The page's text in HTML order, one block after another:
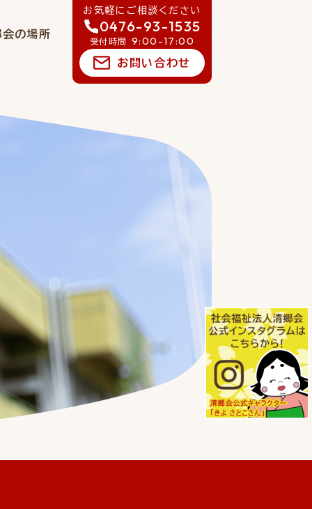
の場所
お気軽にご相談ください
0476-93-1535
受付時間 9:00-17:00
お問い合わせ